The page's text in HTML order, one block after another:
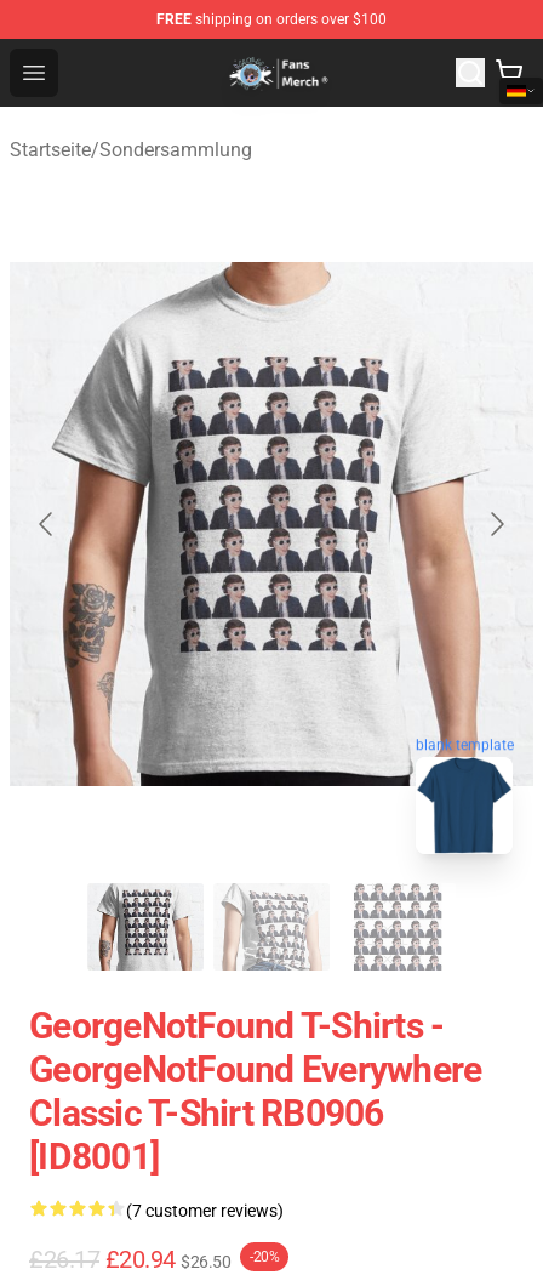
FREE shipping on orders over $100
Open menu
GeorgeNotFound Store - Official GeorgeNotFound
Startseite/Sondersammlung
blank template
GeorgeNotFound T-Shirts -
GeorgeNotFound Everywhere
Classic T-Shirt RB0906
[ID8001]
(7 customer reviews)
£26.17 £20.94 $26.50 -20%